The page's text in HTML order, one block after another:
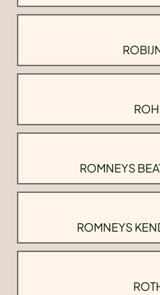
ROMNEYS
ROMNEYS